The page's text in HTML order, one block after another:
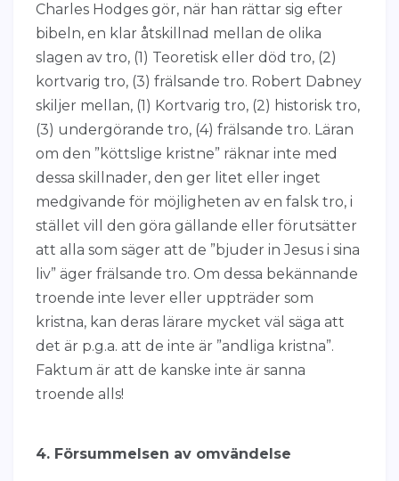
Charles Hodges gör, när han rättar sig efter
bibeln, en klar åtskillnad mellan de olika
slagen av tro, (1) Teoretisk eller död tro, (2)
kortvarig tro, (3) frälsande tro. Robert Dabney
skiljer mellan, (1) Kortvarig tro, (2) historisk tro,
(3) undergörande tro, (4) frälsande tro. Läran
om den ”köttslige kristne” räknar inte med
dessa skillnader, den ger litet eller inget
medgivande för möjligheten av en falsk tro, i
stället vill den göra gällande eller förutsätter
att alla som säger att de ”bjuder in Jesus i sina
liv” äger frälsande tro. Om dessa bekännande
troende inte lever eller uppträder som
kristna, kan deras lärare mycket väl säga att
det är p.g.a. att de inte är ”andliga kristna”.
Faktum är att de kanske inte är sanna
troende alls!
4. Försummelsen av omvändelse